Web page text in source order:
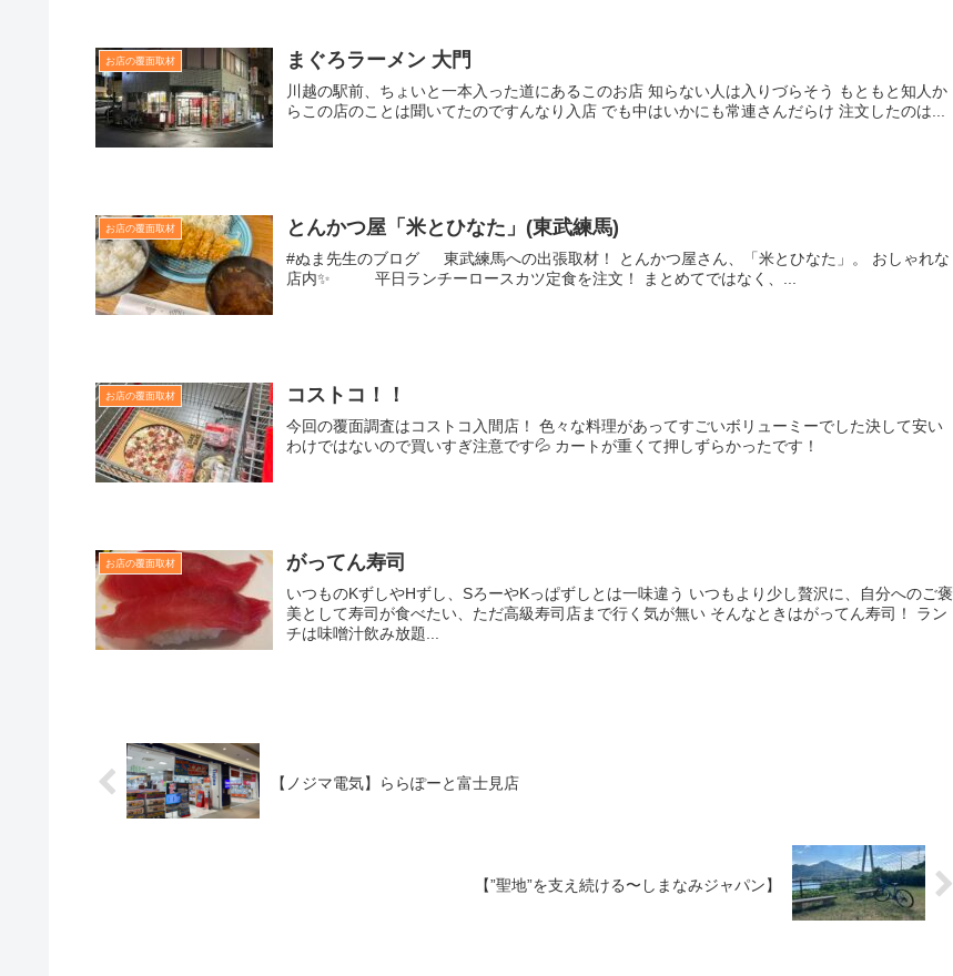
お店の覆面取材 まぐろラーメン 大門
川越の駅前、ちょいと一本入った道にあるこのお店 知らない人は入りづらそう もともと知人か
らこの店のことは聞いてたのですんなり入店 でも中はいかにも常連さんだらけ 注文したのは...
お店の覆面取材 とんかつ屋「米とひなた」(東武練馬)
#ぬま先生のブログ 東武練馬への出張取材！ とんかつ屋さん、「米とひなた」。 おしゃれな
店内✨ 平日ランチーロースカツ定食を注文！ まとめてではなく、...
お店の覆面取材 コストコ！！
今回の覆面調査はコストコ入間店！ 色々な料理があってすごいボリューミーでした決して安い
わけではないので買いすぎ注意です💦 カートが重くて押しずらかったです！
お店の覆面取材 がってん寿司
いつものKずしやHずし、SろーやKっぱずしとは一味違う いつもより少し贅沢に、自分へのご褒
美として寿司が食べたい、ただ高級寿司店まで行く気が無い そんなときはがってん寿司！ ラン
チは味噌汁飲み放題...
【ノジマ電気】ららぽーと富士見店
【”聖地”を支え続ける〜しまなみジャパン】